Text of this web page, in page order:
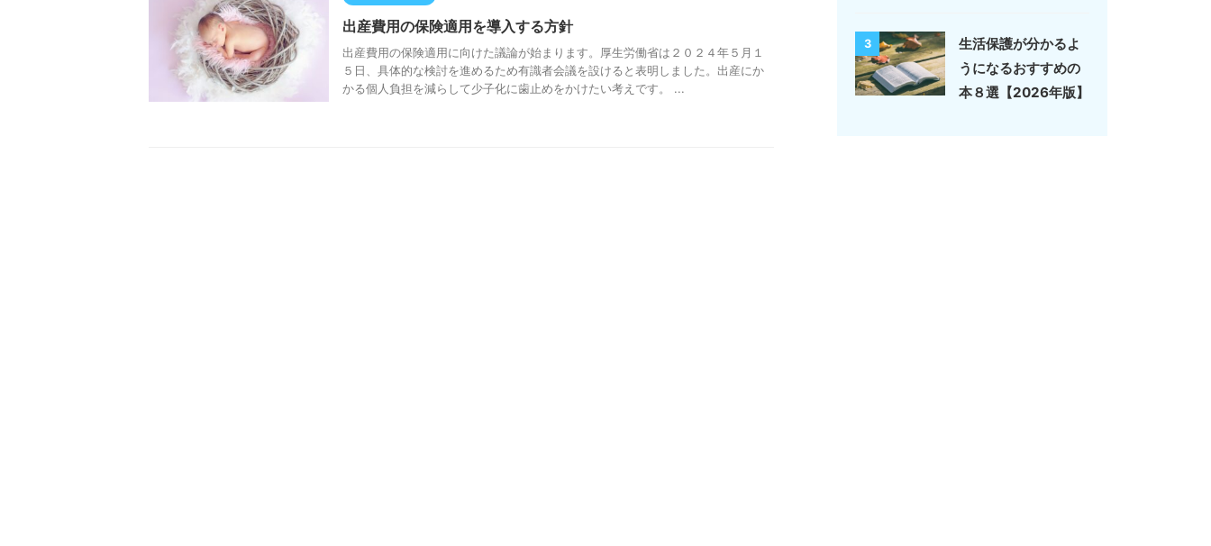
出産費用の保険適用を導入する方針
出産費用の保険適用に向けた議論が始まります。厚生労働省は２０２４年５月１
５日、具体的な検討を進めるため有識者会議を設けると表明しました。出産にか
かる個人負担を減らして少子化に歯止めをかけたい考えです。 ...
3
生活保護が分かるよ
うになるおすすめの
本８選【2026年版】